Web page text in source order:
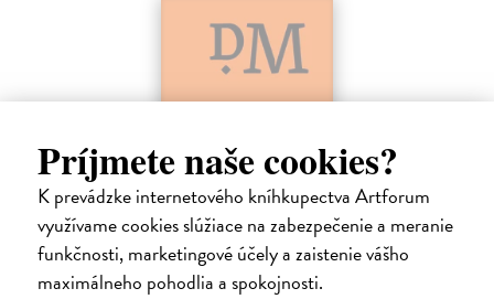
Príjmete naše cookies?
K prevádzke internetového kníhkupectva Artforum
využívame cookies slúžiace na zabezpečenie a meranie
funkčnosti, marketingové účely a zaistenie vášho
maximálneho pohodlia a spokojnosti.
Dominik Mokoš OFM (1718-1776) a jeho
kazateľská tvorba